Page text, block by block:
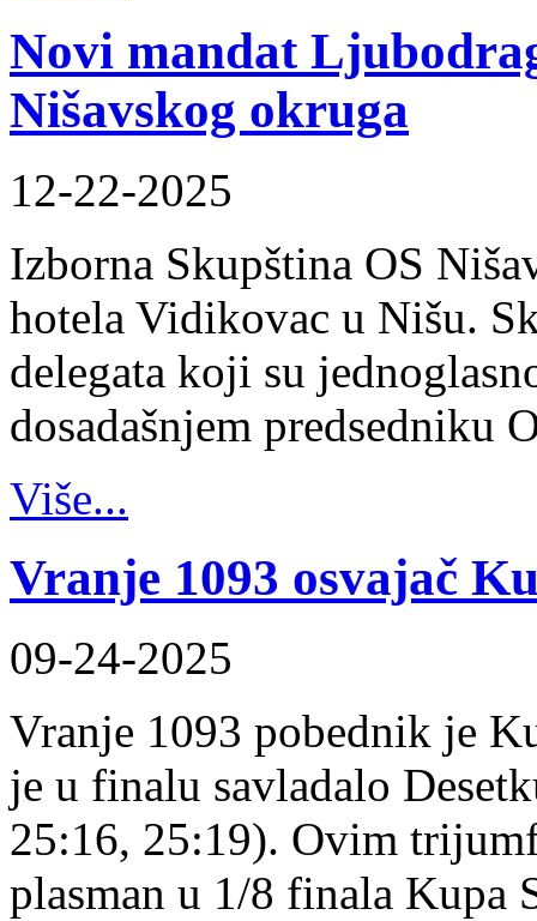
Novi mandat
Nišavskog okruga
12-22-2025
Izborna Skupština OS
hotela Vidikovac u Nišu.
delegata koji su
dosadašnjem predsedniku
Više...
Vranje 1093 osvajač
09-24-2025
Vranje 1093 pobednik je
je u finalu savladalo
25:16, 25:19). Ovim
plasman u 1/8 finala Kupa